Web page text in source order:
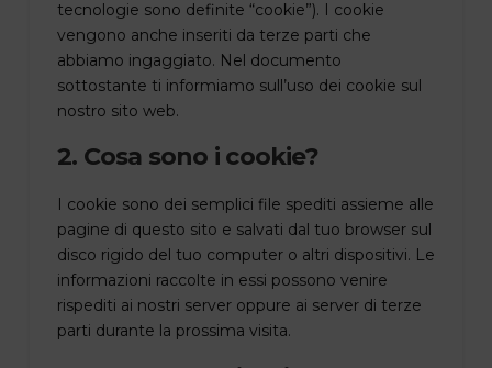
tecnologie sono definite “cookie”). I cookie
vengono anche inseriti da terze parti che
abbiamo ingaggiato. Nel documento
sottostante ti informiamo sull’uso dei cookie sul
nostro sito web.
2. Cosa sono i cookie?
I cookie sono dei semplici file spediti assieme alle
pagine di questo sito e salvati dal tuo browser sul
disco rigido del tuo computer o altri dispositivi. Le
informazioni raccolte in essi possono venire
rispediti ai nostri server oppure ai server di terze
parti durante la prossima visita.